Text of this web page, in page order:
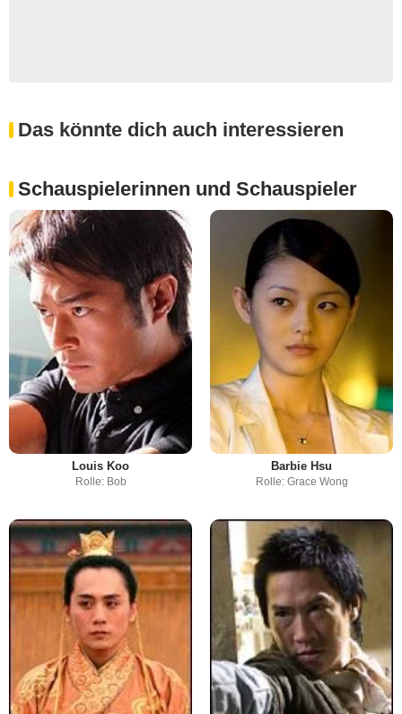
Das könnte dich auch interessieren
Schauspielerinnen und Schauspieler
Louis Koo
Rolle: Bob
Barbie Hsu
Rolle: Grace Wong